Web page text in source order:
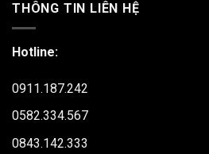
THÔNG TIN LIÊN HỆ
Hotline:
0911.187.242
0582.334.567
0843.142.333